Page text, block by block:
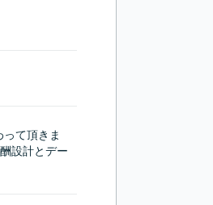
て頂きま
設計とデー